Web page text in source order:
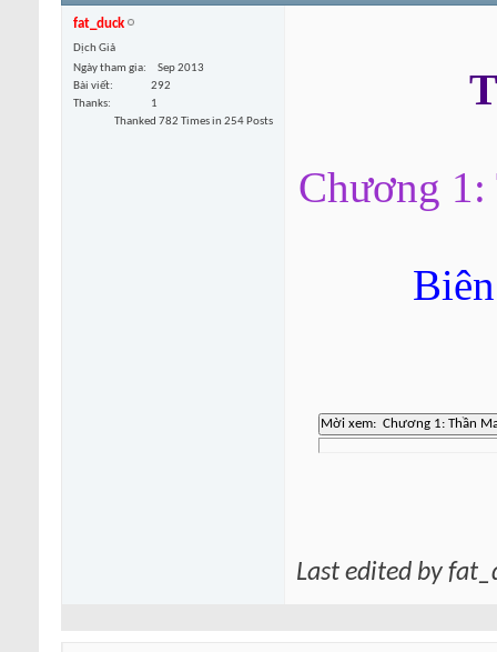
fat_duck
Dịch Giả
Ngày tham gia
Sep 2013
Bài viết
292
Thanks
1
Thanked 782 Times in 254 Posts
Chương
Last edited by